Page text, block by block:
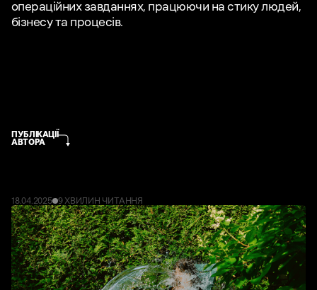
операційних завданнях, працюючи на стику людей,
бізнесу та процесів.
ПУБЛІКАЦІЇ
АВТОРА
18.04. 2025 9 ХВИЛИН ЧИТАННЯ